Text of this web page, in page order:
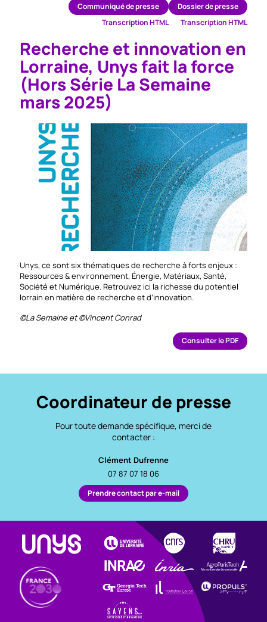
Communiqué de presse
Transcription HTML
Dossier de presse
Transcription HTML
Recherche et innovation en
Lorraine, Unys fait la force
(Hors Série La Semaine
mars 2025)
Unys, ce sont six thématiques de recherche à forts enjeux :
Ressources & environnement, Énergie, Matériaux, Santé,
Société et Numérique. Retrouvez ici la richesse du potentiel
lorrain en matière de recherche et d’innovation.
©La Semaine et ©Vincent Conrad
Consulter le PDF
Coordinateur de presse
Pour toute demande spécifique, merci de
contacter :
Clément Dufrenne
07 87 07 18 06
Prendre contact par e-mail